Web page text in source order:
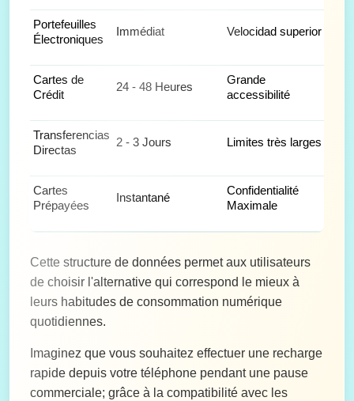
Portefeuilles
Électroniques
Immédiat Velocidad superior
Cartes de
Crédit
24 - 48 Heures
Grande
accessibilité
Transferencias
Directas
2 - 3 Jours Limites très larges
Cartes
Prépayées
Instantané
Confidentialité
Maximale
Cette structure de données permet aux utilisateurs
de choisir l'alternative qui correspond le mieux à
leurs habitudes de consommation numérique
quotidiennes.
Imaginez que vous souhaitez effectuer une recharge
rapide depuis votre téléphone pendant une pause
commerciale; grâce à la compatibilité avec les